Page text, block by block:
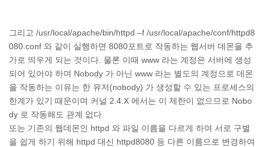
그리고 /usr/local/apache/bin/httpd –f /usr/local/apache/conf/httpd8
080.conf 와 같이 실행하면 8080포트로 작동하는 웹서버 데몬을 추
가로 띄우게 되는 것이다. 물론 이때 www 라는 계정은 서버에 생성
되어 있어야 하며 Nobody 가 아닌 www 라는 별도의 계정으로 데몬
을 작동하는 이유는 한 유저(nobody) 가 생성할 수 있는 프로세스의
한계가 있기 때문이며 커널 2.4.X 에서는 이 제한이 없으므로 Nobo
dy 로 작동해도 관계 없다.
또는 기존의 웹데몬인 httpd 와 파일 이름을 다르게 하여 서로 구별
을 쉽게 하기 위해 httpd 대신 httpd8080 등 다른 이름으로 변경하여